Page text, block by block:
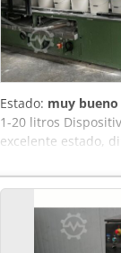
Estado: muy
1-20 litros
excelente estado,